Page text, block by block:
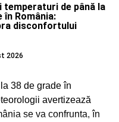
temperaturi de până la
în România:
disconfortului
2026
38 de grade în
avertizează
se va confrunta, în